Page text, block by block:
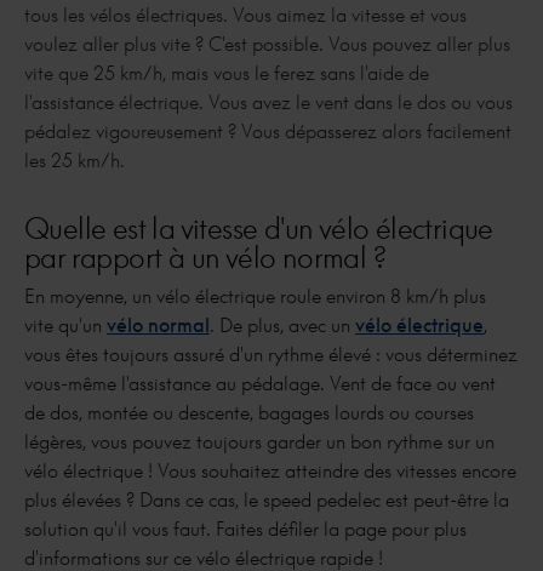
tous les vélos électriques. Vous aimez la vitesse et vous
voulez aller plus vite ? C'est possible. Vous pouvez aller plus
vite que 25 km/h, mais vous le ferez sans l'aide de
l'assistance électrique. Vous avez le vent dans le dos ou vous
pédalez vigoureusement ? Vous dépasserez alors facilement
les 25 km/h.
Quelle est la vitesse d'un vélo électrique
par rapport à un vélo normal ?
En moyenne, un vélo électrique roule environ 8 km/h plus
vite qu'un vélo normal. De plus, avec un vélo électrique,
vous êtes toujours assuré d'un rythme élevé : vous déterminez
vous-même l'assistance au pédalage. Vent de face ou vent
de dos, montée ou descente, bagages lourds ou courses
légères, vous pouvez toujours garder un bon rythme sur un
vélo électrique ! Vous souhaitez atteindre des vitesses encore
plus élevées ? Dans ce cas, le speed pedelec est peut-être la
solution qu'il vous faut. Faites défiler la page pour plus
d'informations sur ce vélo électrique rapide !